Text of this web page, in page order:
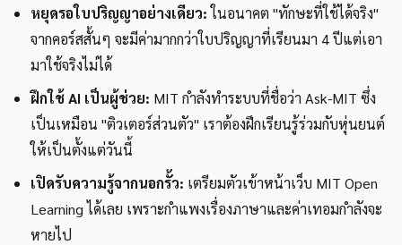
หยุดรอใบปริญญาอย่างเดียว:ในอนาคต "ทักษะที่ใช้ได้จริง"
จากคอร์สสั้นๆ จะมีค่ามากกว่าใบปริญญาที่เรียนมา 4 ปีแต่เอา
มาใช้จริงไม่ได้
ฝึกใช้ AI เป็นผู้ช่วย: MIT กำลังทำระบบที่ชื่อว่า Ask-MIT ซึ่ง
เป็นเหมือน "ติวเตอร์ส่วนตัว" เราต้องฝึกเรียนรู้ร่วมกับหุ่นยนต์
ให้เป็นตั้งแต่วันนี้
เปิดรับความรู้จากนอกรั้ว: เตรียมตัวเข้าหน้าเว็บ MIT Open
Learning ได้เลย เพราะกำแพงเรื่องภาษาและค่าเทอมกำลังจะ
หายไป